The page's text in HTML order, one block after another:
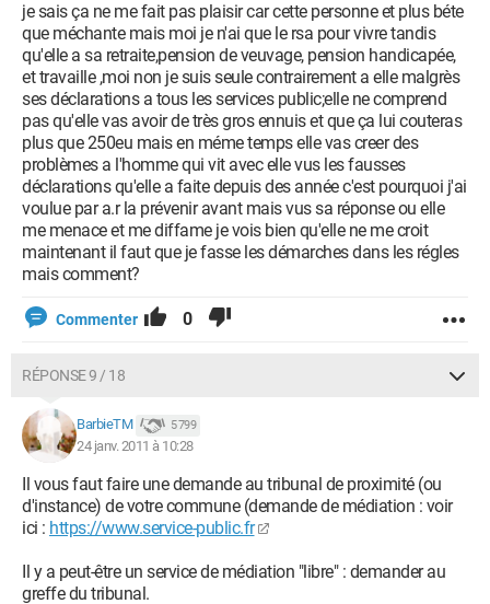
je sais ça ne me fait pas plaisir car cette personne et plus béte
que méchante mais moi je n'ai que le rsa pour vivre tandis
qu'elle a sa retraite,pension de veuvage, pension handicapée,
et travaille ,moi non je suis seule contrairement a elle malgrès
ses déclarations a tous les services public;elle ne comprend
pas qu'elle vas avoir de très gros ennuis et que ça lui couteras
plus que 250eu mais en méme temps elle vas creer des
problèmes a l'homme qui vit avec elle vus les fausses
déclarations qu'elle a faite depuis des année c'est pourquoi j'ai
voulue par a.r la prévenir avant mais vus sa réponse ou elle
me menace et me diffame je vois bien qu'elle ne me croit
maintenant il faut que je fasse les démarches dans les régles
mais comment?
Commenter 0
RÉPONSE 9 / 18
BarbieTM 5 799
24 janv. 2011 à 10:28
Il vous faut faire une demande au tribunal de proximité (ou
d'instance) de votre commune (demande de médiation : voir
ici : https://www.service-public.fr
Il y a peut-être un service de médiation "libre" : demander au
greffe du tribunal.